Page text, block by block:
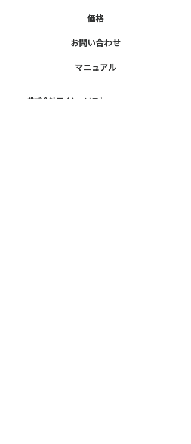
​株式会社アイシーソフト
価格
お問い合わせ
マニュアル